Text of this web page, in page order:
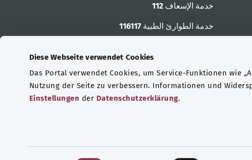
Diese Webseite verwendet Cookies
Das Portal verwendet Cookies, um Service-Funktionen wie
Nutzung der Seite zu verbessern. Informationen und
Einstellungen der Datenschutzerklärung.
خدمة الإسعاف 112
خدمة الطوارئ الطبية116117